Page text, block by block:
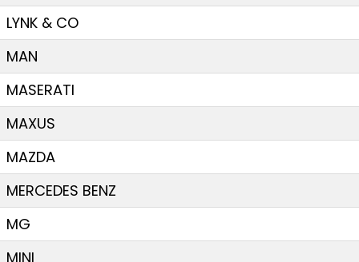
LYNK & CO
MAN
MASERATI
MAXUS
MAZDA
MERCEDES BENZ
MG
MINI